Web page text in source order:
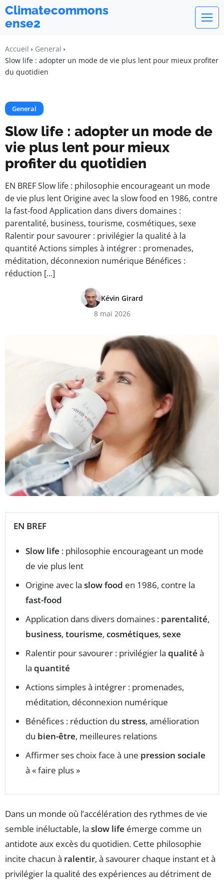
Climatecommons
ense2
Accueil
General
Slow life : adopter un mode de vie plus lent pour mieux profiter
du quotidien
General
Slow life : adopter un mode de
vie plus lent pour mieux
profiter du quotidien
EN BREF Slow life : philosophie encourageant un mode
de vie plus lent Origine avec la slow food en 1986, contre
la fast-food Application dans divers domaines :
parentalité, business, tourisme, cosmétiques, sexe
Ralentir pour savourer : privilégier la qualité à la
quantité Actions simples à intégrer : promenades,
méditation, déconnexion numérique Bénéfices :
réduction […]
Kévin Girard
8 mai 2026
EN BREF
Slow life : philosophie encourageant un mode
de vie plus lent
Origine avec la slow food en 1986, contre la
fast-food
Application dans divers domaines : parentalité,
business, tourisme, cosmétiques, sexe
Ralentir pour savourer : privilégier la qualité à
la quantité
Actions simples à intégrer : promenades,
méditation, déconnexion numérique
Bénéfices : réduction du stress, amélioration
du bien-être, meilleures relations
Affirmer ses choix face à une pression sociale
à « faire plus »
Dans un monde où l’accélération des rythmes de vie
semble inéluctable, la slow life émerge comme un
antidote aux excès du quotidien. Cette philosophie
incite chacun à ralentir, à savourer chaque instant et à
privilégier la qualité des expériences au détriment de